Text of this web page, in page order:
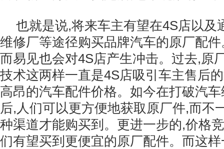
也就是说,将来车主有望在4S店以及
维修厂等途径购买品牌汽车的原厂配
而易见也会对4S店产生冲击。过去,原
技术这两样一直是4S店吸引车主售后
高昂的汽车配件价格。如今在打破汽
后,人们可以更方便地获取原厂件,而不
种渠道才能购买到。更进一步的,价格
们有望买到更便宜的原厂配件。而这